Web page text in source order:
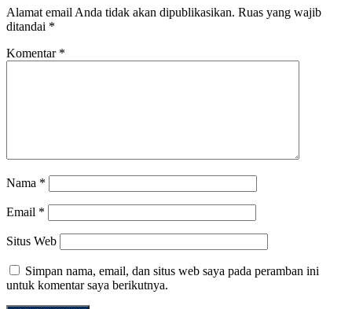
Alamat email Anda tidak akan dipublikasikan. Ruas yang wajib
ditandai *
Komentar *
Nama *
Email *
Situs Web
Simpan nama, email, dan situs web saya pada peramban ini
untuk komentar saya berikutnya.